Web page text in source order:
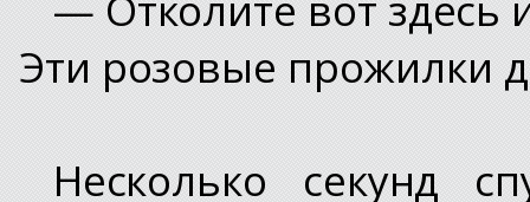
Эти розовые прожилки
Несколько секунд